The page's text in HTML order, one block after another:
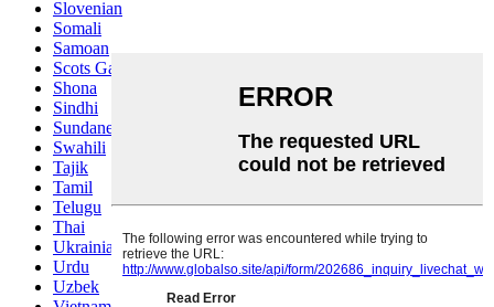
Slovenian
Somali
Samoan
Scots Gaelic
Shona
Sindhi
Sundanese
Swahili
Tajik
Tamil
Telugu
Thai
Ukrainian
Urdu
Uzbek